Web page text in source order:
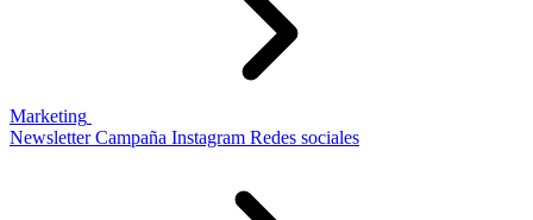
Marketing
Newsletter Campaña Instagram Redes sociales